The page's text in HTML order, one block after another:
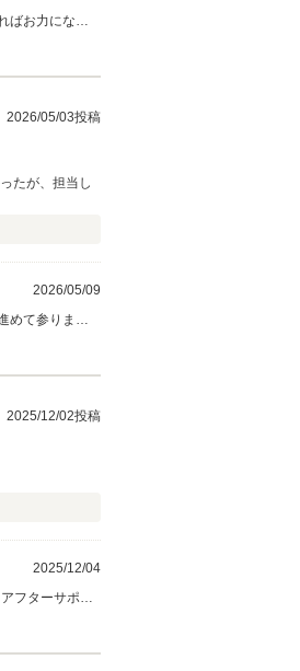
ばお力になれ
2026/05/03投稿
たが、担当し
2026/05/09
2025/12/02投稿
2025/12/04